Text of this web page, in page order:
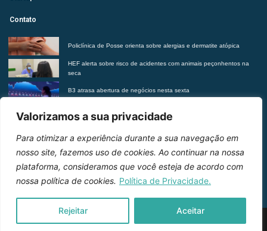
Valorizamos a sua privacidade
Para otimizar a experiência durante a sua navegação em
nosso site, fazemos uso de cookies. Ao continuar na nossa
plataforma, consideramos que você esteja de acordo com
nossa política de cookies. Política de Privacidade.
Rejeitar Aceitar
Contato
Policlínica de Posse orienta sobre alergias e dermatite atópica
HEF alerta sobre risco de acidentes com animais peçonhentos na
seca
B3 atrasa abertura de negócios nesta sexta
2027
Entre em contato
2026 © Inteligência e Inovação. Todos os direitos
reservados.